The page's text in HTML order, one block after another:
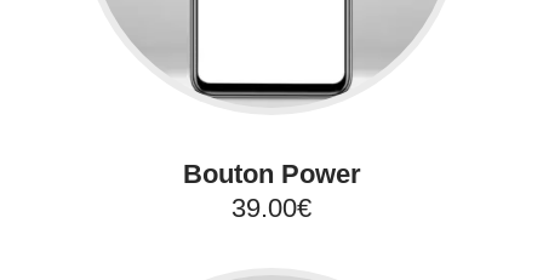
Bouton Power
39.00€